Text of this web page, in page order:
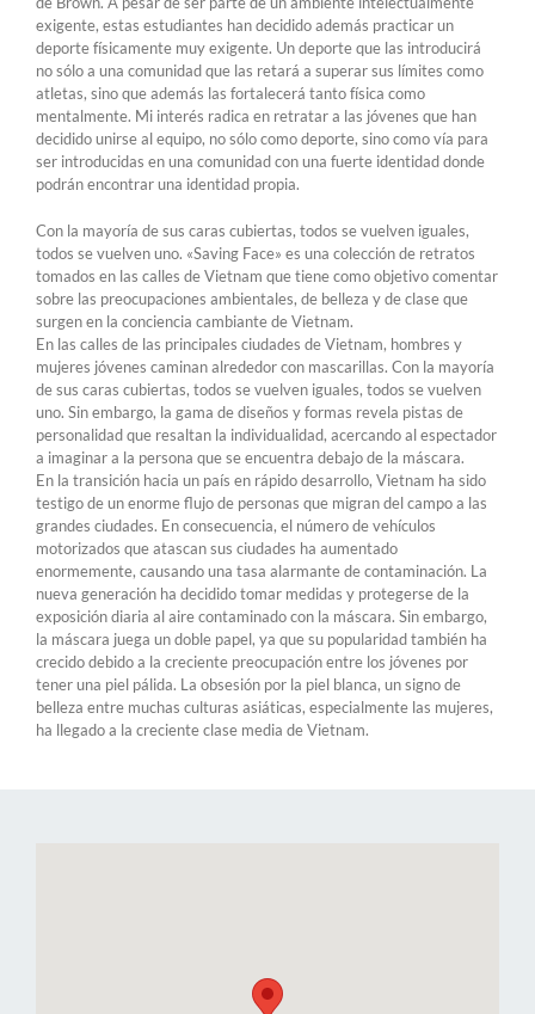
exigente, estas estudiantes han decidido además practicar un
deporte físicamente muy exigente. Un deporte que las introducirá
no sólo a una comunidad que las retará a superar sus límites como
atletas, sino que además las fortalecerá tanto física como
mentalmente. Mi interés radica en retratar a las jóvenes que han
decidido unirse al equipo, no sólo como deporte, sino como vía para
ser introducidas en una comunidad con una fuerte identidad donde
podrán encontrar una identidad propia.
Con la mayoría de sus caras cubiertas, todos se vuelven iguales,
todos se vuelven uno. «Saving Face» es una colección de retratos
tomados en las calles de Vietnam que tiene como objetivo comentar
sobre las preocupaciones ambientales, de belleza y de clase que
surgen en la conciencia cambiante de Vietnam.
En las calles de las principales ciudades de Vietnam, hombres y
mujeres jóvenes caminan alrededor con mascarillas. Con la mayoría
de sus caras cubiertas, todos se vuelven iguales, todos se vuelven
uno. Sin embargo, la gama de diseños y formas revela pistas de
personalidad que resaltan la individualidad, acercando al espectador
a imaginar a la persona que se encuentra debajo de la máscara.
En la transición hacia un país en rápido desarrollo, Vietnam ha sido
testigo de un enorme flujo de personas que migran del campo a las
grandes ciudades. En consecuencia, el número de vehículos
motorizados que atascan sus ciudades ha aumentado
enormemente, causando una tasa alarmante de contaminación. La
nueva generación ha decidido tomar medidas y protegerse de la
exposición diaria al aire contaminado con la máscara. Sin embargo,
la máscara juega un doble papel, ya que su popularidad también ha
crecido debido a la creciente preocupación entre los jóvenes por
tener una piel pálida. La obsesión por la piel blanca, un signo de
belleza entre muchas culturas asiáticas, especialmente las mujeres,
ha llegado a la creciente clase media de Vietnam.